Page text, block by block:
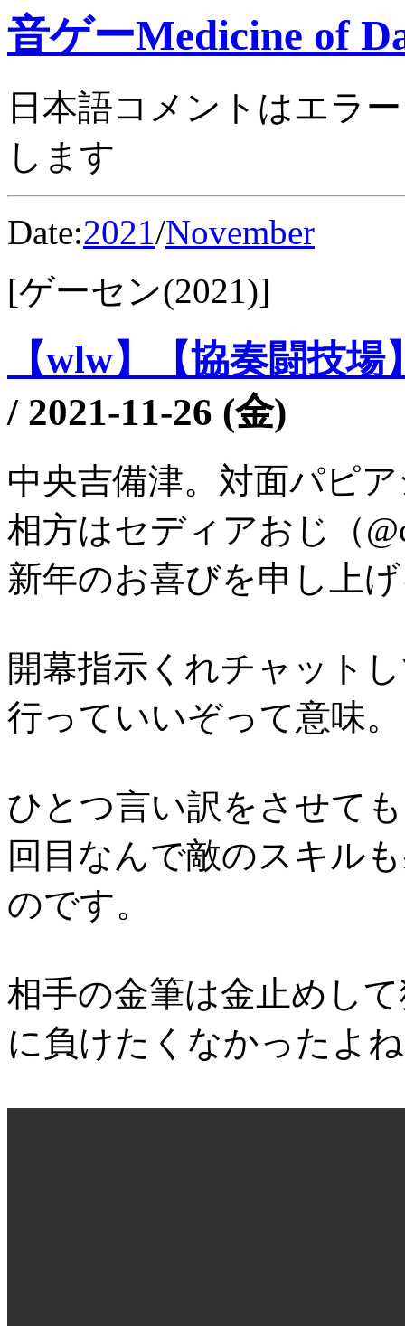
音ゲーMedicine of
日本語コメントはエラ
します
Date:2021/November
[ゲーセン(2021)]
【wlw】【協奏闘技
/ 2021-11-26 (金)
中央吉備津。対面パピ
相方はセディアおじ（
新年のお喜びを申し上
開幕指示くれチャット
行っていいぞって意味。
ひとつ言い訳をさせて
回目なんで敵のスキル
のです。
相手の金筆は金止めし
に負けたくなかったよ